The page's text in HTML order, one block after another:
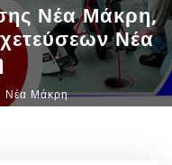
Νέα Μάκρη,
Νέα
Νέα Μάκρη